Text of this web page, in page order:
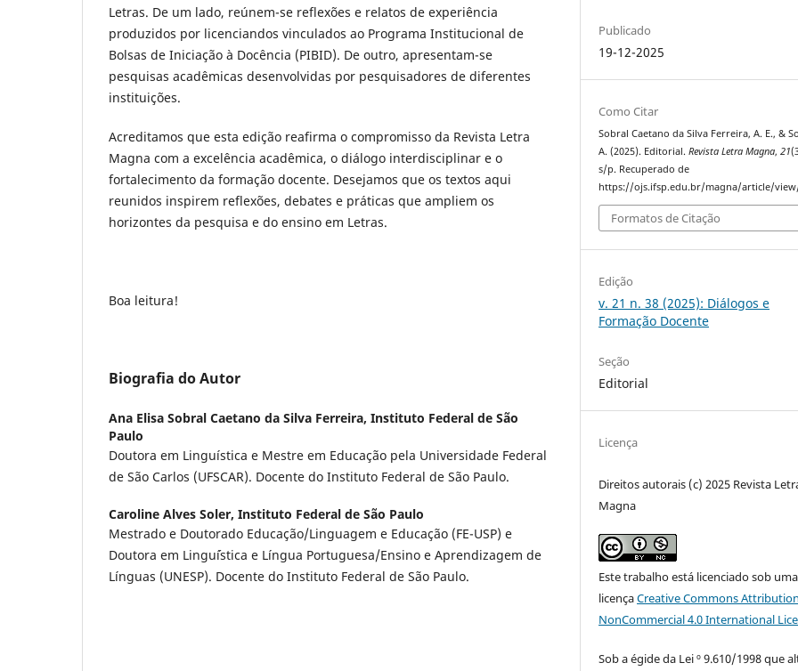
Letras. De um lado, reúnem-se reflexões e relatos de experiência
produzidos por licenciandos vinculados ao Programa Institucional de
Bolsas de Iniciação à Docência (PIBID). De outro, apresentam-se
pesquisas acadêmicas desenvolvidas por pesquisadores de diferentes
instituições.
Acreditamos que esta edição reafirma o compromisso da Revista Letra
Magna com a excelência acadêmica, o diálogo interdisciplinar e o
fortalecimento da formação docente. Desejamos que os textos aqui
reunidos inspirem reflexões, debates e práticas que ampliem os
horizontes da pesquisa e do ensino em Letras.
Boa leitura!
Biografia do Autor
Ana Elisa Sobral Caetano da Silva Ferreira, Instituto Federal de São
Paulo
Doutora em Linguística e Mestre em Educação pela Universidade Federal
de São Carlos (UFSCAR). Docente do Instituto Federal de São Paulo.
Caroline Alves Soler, Instituto Federal de São Paulo
Mestrado e Doutorado Educação/Linguagem e Educação (FE-USP) e
Doutora em Lingu´ística e Língua Portuguesa/Ensino e Aprendizagem de
Línguas (UNESP). Docente do Instituto Federal de São Paulo.
Publicado
19-12-2025
Como Citar
Sobral Caetano da Silva Ferreira, A. E., &
A. (2025). Editorial.Revista Letra Magna,21
s/p. Recuperado de
https://ojs.ifsp.edu.br/magna/article/
Formatos de Citação
Edição
v. 21 n. 38 (2025): Diálogos e
Formação Docente
Seção
Editorial
Licença
Direitos autorais (c) 2025 Revista
Magna
Este trabalho está licenciado sob uma
licençaCreative Commons
NonCommercial 4.0 International
Sob a égide da Lei º 9.610/1998 que